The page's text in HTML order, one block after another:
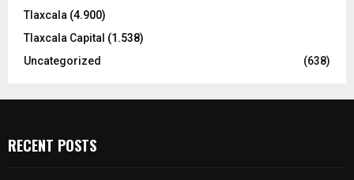
Tlaxcala (4.900)
Tlaxcala Capital (1.538)
Uncategorized
(638)
RECENT POSTS